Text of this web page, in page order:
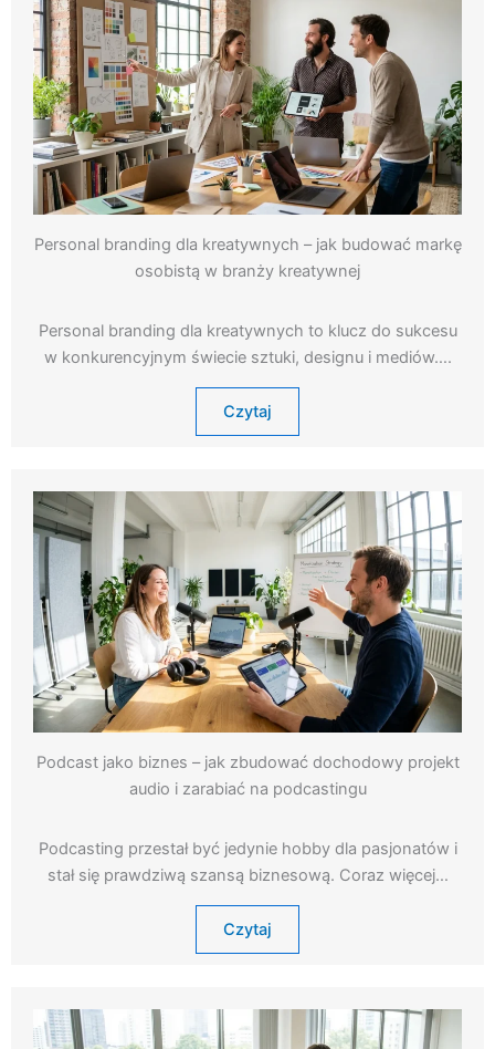
Personal branding dla kreatywnych – jak budować markę
osobistą w branży kreatywnej
Personal branding dla kreatywnych to klucz do sukcesu
w konkurencyjnym świecie sztuki, designu i mediów….
Czytaj
Podcast jako biznes – jak zbudować dochodowy projekt
audio i zarabiać na podcastingu
Podcasting przestał być jedynie hobby dla pasjonatów i
stał się prawdziwą szansą biznesową. Coraz więcej…
Czytaj